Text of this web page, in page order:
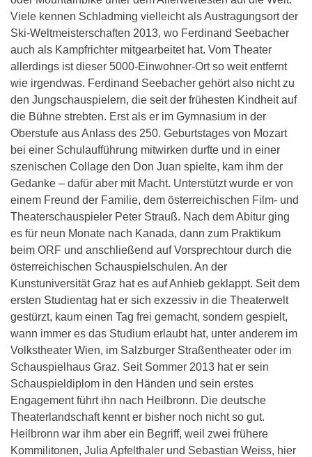
Viele kennen Schladming vielleicht als Austragungsort der
Ski-Weltmeisterschaften 2013, wo Ferdinand Seebacher
auch als Kampfrichter mitgearbeitet hat. Vom Theater
allerdings ist dieser 5000-Einwohner-Ort so weit entfernt
wie irgendwas. Ferdinand Seebacher gehört also nicht zu
den Jungschauspielern, die seit der frühesten Kindheit auf
die Bühne strebten. Erst als er im Gymnasium in der
Oberstufe aus Anlass des 250. Geburtstages von Mozart
bei einer Schulaufführung mitwirken durfte und in einer
szenischen Collage den Don Juan spielte, kam ihm der
Gedanke – dafür aber mit Macht. Unterstützt wurde er von
einem Freund der Familie, dem österreichischen Film- und
Theaterschauspieler Peter Strauß. Nach dem Abitur ging
es für neun Monate nach Kanada, dann zum Praktikum
beim ORF und anschließend auf Vorsprechtour durch die
österreichischen Schauspielschulen. An der
Kunstuniversität Graz hat es auf Anhieb geklappt. Seit dem
ersten Studientag hat er sich exzessiv in die Theaterwelt
gestürzt, kaum einen Tag frei gemacht, sondern gespielt,
wann immer es das Studium erlaubt hat, unter anderem im
Volkstheater Wien, im Salzburger Straßentheater oder im
Schauspielhaus Graz. Seit Sommer 2013 hat er sein
Schauspieldiplom in den Händen und sein erstes
Engagement führt ihn nach Heilbronn. Die deutsche
Theaterlandschaft kennt er bisher noch nicht so gut.
Heilbronn war ihm aber ein Begriff, weil zwei frühere
Kommilitonen, Julia Apfelthaler und Sebastian Weiss, hier